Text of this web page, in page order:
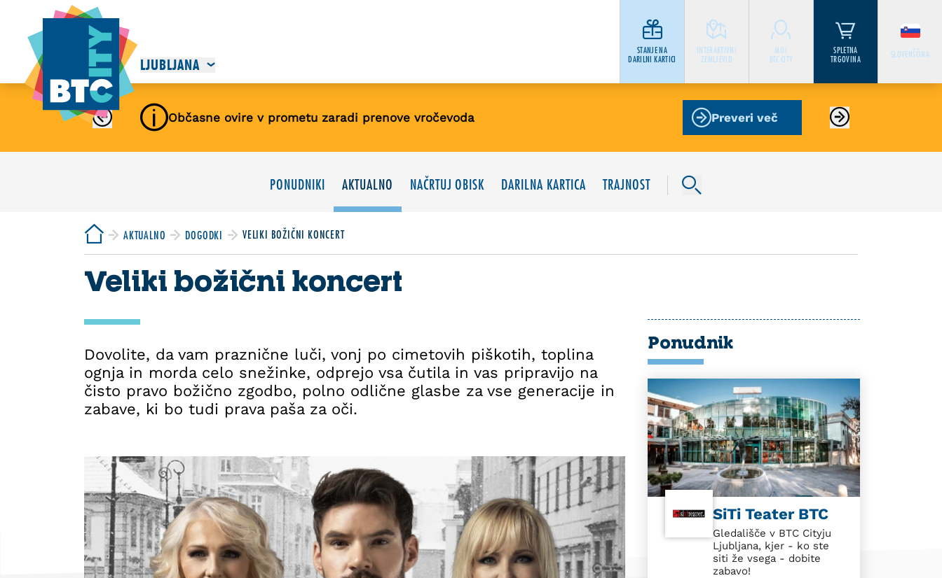
STANJE NA
DARILNI KARTICI
INTERAKTIVNI
ZEMLJEVID
MOJ
BTC CITY
SPLETNA
TRGOVINA
SLOVENŠČINA
LJUBLJANA
Občasne ovire v prometu zaradi prenove vročevoda Preveri več
PONUDNIKI AKTUALNO NAČRTUJ OBISK DARILNA KARTICA TRAJNOST
AKTUALNO DOGODKI VELIKI BOŽIČNI KONCERT
Veliki božični koncert
Dovolite, da vam praznične luči, vonj po cimetovih piškotih, toplina
ognja in morda celo snežinke, odprejo vsa čutila in vas pripravijo na
čisto pravo božično zgodbo, polno odlične glasbe za vse generacije in
zabave, ki bo tudi prava paša za oči.
Ponudnik
SiTi Teater BTC
Gledališče v BTC Cityju
Ljubljana, kjer - ko ste
siti že vsega - dobite
zabavo!